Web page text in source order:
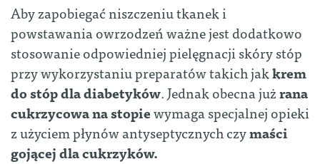
Aby zapobiegać niszczeniu tkanek i
powstawania owrzodzeń ważne jest dodatkowo
stosowanie odpowiedniej pielęgnacji skóry stóp
przy wykorzystaniu preparatów takich jakkrem
do stóp dla diabetyków. Jednak obecna jużrana
cukrzycowa na stopiewymaga specjalnej opieki
z użyciem płynów antyseptycznych czymaści
gojącej dla cukrzyków.